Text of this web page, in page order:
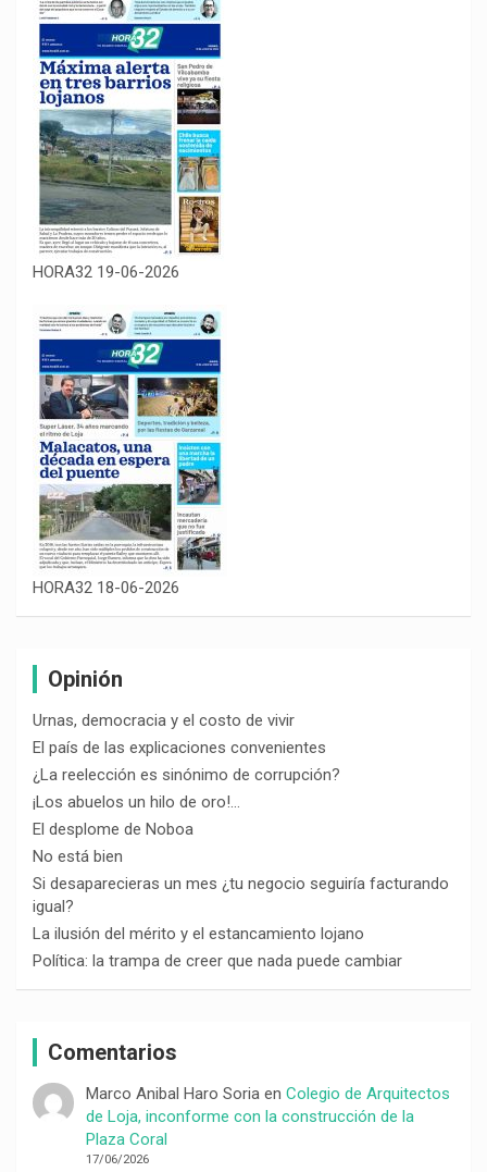
HORA32 19-06-2026
HORA32 18-06-2026
Opinión
Urnas, democracia y el costo de vivir
El país de las explicaciones convenientes
¿La reelección es sinónimo de corrupción?
¡Los abuelos un hilo de oro!…
El desplome de Noboa
No está bien
Si desaparecieras un mes ¿tu negocio seguiría facturando
igual?
La ilusión del mérito y el estancamiento lojano
Política: la trampa de creer que nada puede cambiar
Comentarios
Marco Anibal Haro Soriaen Colegio de Arquitectos
de Loja, inconforme con la construcción de la
Plaza Coral
17/06/2026